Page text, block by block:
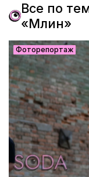
Головна
Тексти
Спецпроєкти
Slow news
Місто
Про нас
Редакційна
Правила
Все по
«Млин»
Фоторепортаж